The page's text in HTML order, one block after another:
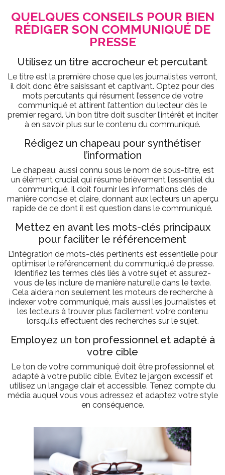
QUELQUES CONSEILS POUR BIEN
RÉDIGER SON COMMUNIQUÉ DE
PRESSE
Utilisez un titre accrocheur et percutant
Le titre est la première chose que les journalistes verront,
il doit donc être saisissant et captivant. Optez pour des
mots percutants qui résument l’essence de votre
communiqué et attirent l’attention du lecteur dès le
premier regard. Un bon titre doit susciter l’intérêt et inciter
à en savoir plus sur le contenu du communiqué.
Rédigez un chapeau pour synthétiser
l’information
Le chapeau, aussi connu sous le nom de sous-titre, est
un élément crucial qui résume brièvement l’essentiel du
communiqué. Il doit fournir les informations clés de
manière concise et claire, donnant aux lecteurs un aperçu
rapide de ce dont il est question dans le communiqué.
Mettez en avant les mots-clés principaux
pour faciliter le référencement
L’intégration de mots-clés pertinents est essentielle pour
optimiser le référencement du communiqué de presse.
Identifiez les termes clés liés à votre sujet et assurez-
vous de les inclure de manière naturelle dans le texte.
Cela aidera non seulement les moteurs de recherche à
indexer votre communiqué, mais aussi les journalistes et
les lecteurs à trouver plus facilement votre contenu
lorsqu’ils effectuent des recherches sur le sujet.
Employez un ton professionnel et adapté à
votre cible
Le ton de votre communiqué doit être professionnel et
adapté à votre public cible. Évitez le jargon excessif et
utilisez un langage clair et accessible. Tenez compte du
média auquel vous vous adressez et adaptez votre style
en conséquence.